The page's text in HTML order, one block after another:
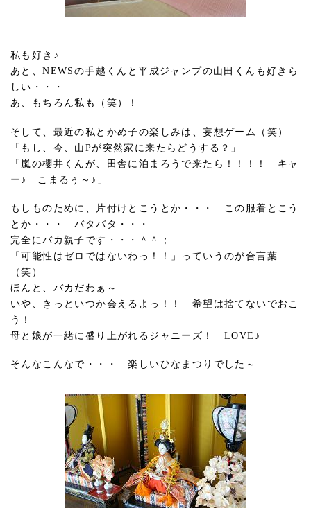
私も好き♪
あと、NEWSの手越くんと平成ジャンプの山田くんも好きら
しい・・・
あ、もちろん私も（笑）！
そして、最近の私とかめ子の楽しみは、妄想ゲーム（笑）
「もし、今、山Pが突然家に来たらどうする？」
「嵐の櫻井くんが、田舎に泊まろうで来たら！！！！ キャ
ー♪ こまるぅ～♪」
もしものために、片付けとこうとか・・・ この服着とこう
とか・・・ バタバタ・・・
完全にバカ親子です・・・＾＾；
「可能性はゼロではないわっ！！」っていうのが合言葉
（笑）
ほんと、バカだわぁ～
いや、きっといつか会えるよっ！！ 希望は捨てないでおこ
う！
母と娘が一緒に盛り上がれるジャニーズ！ LOVE♪
そんなこんなで・・・ 楽しいひなまつりでした～